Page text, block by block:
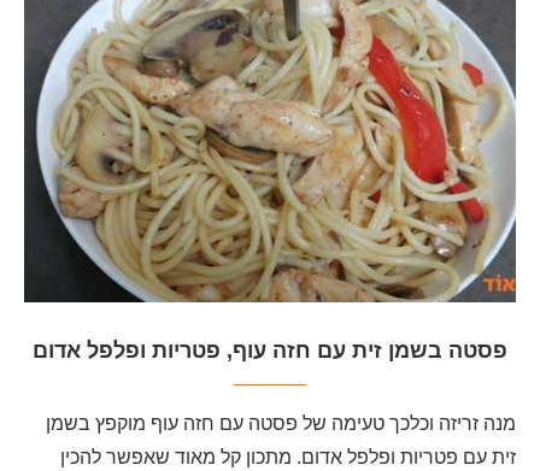
פסטה בשמן זית עם חזה עוף, פטריות ופלפל אדום
מנה זריזה וכלכך טעימה של פסטה עם חזה עוף מוקפץ בשמן
זית עם פטריות ופלפל אדום. מתכון קל מאוד שאפשר להכין